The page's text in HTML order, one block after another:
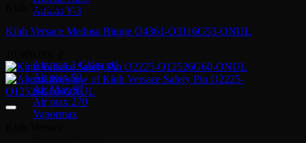
Adidas Y-3
Nike Air Max
Air max 1
Air max 90
Air Max 97
Air max 270
Vapormax
Kính Versace
Kính Versace Medusa Biggie O4361-O3116G53-ONUL